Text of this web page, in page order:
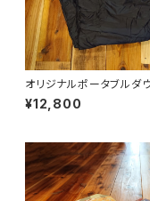
オリジナルポータブルダ
ツ
¥12,800